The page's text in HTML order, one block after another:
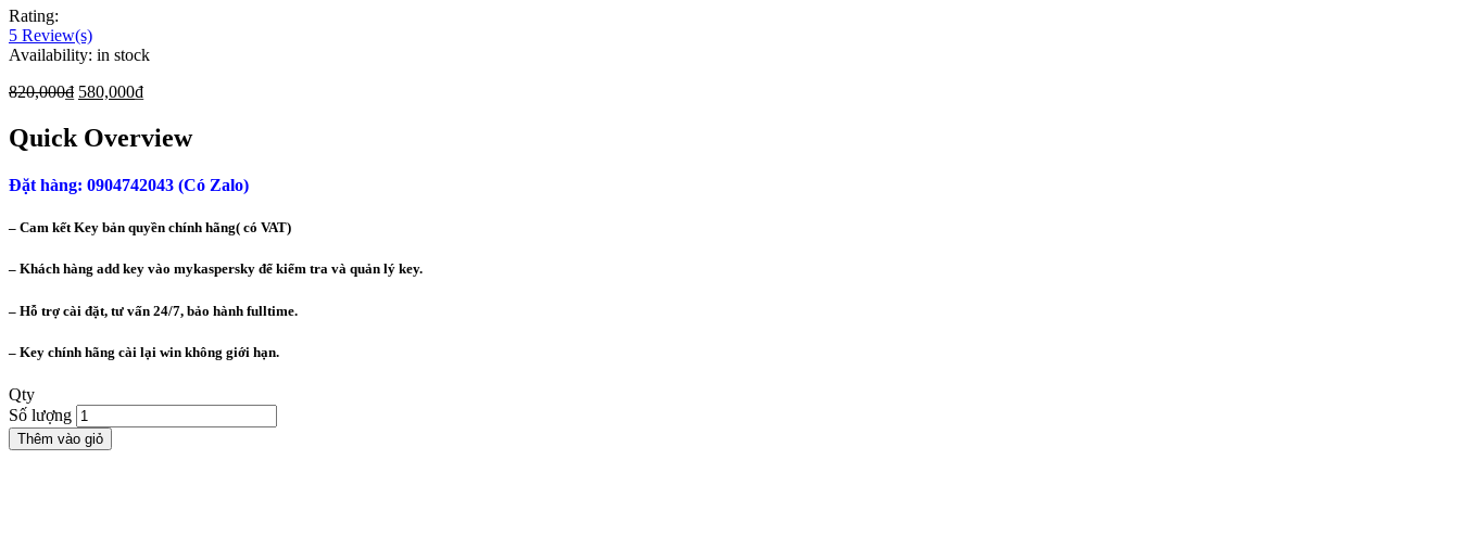
Rating:
5 Review(s)
Availability: in stock
820,000₫ 580,000₫
Quick Overview
Đặt hàng: 0904742043 (Có Zalo)
– Cam kết Key bản quyền chính hãng( có VAT)
– Khách hàng add key vào mykaspersky để kiểm tra và quản lý key.
– Hỗ trợ cài đặt, tư vấn 24/7, bảo hành fulltime.
– Key chính hãng cài lại win không giới hạn.
Qty
Số lượng
Thêm vào giỏ